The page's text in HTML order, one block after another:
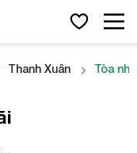
Thanh Xuân Tòa